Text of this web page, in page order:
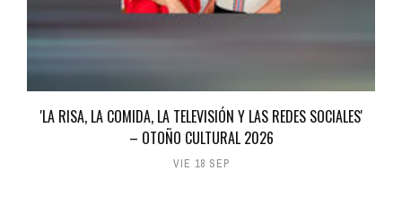
'LA RISA, LA COMIDA, LA TELEVISIÓN Y LAS REDES SOCIALES'
– OTOÑO CULTURAL 2026
VIE 18 SEP